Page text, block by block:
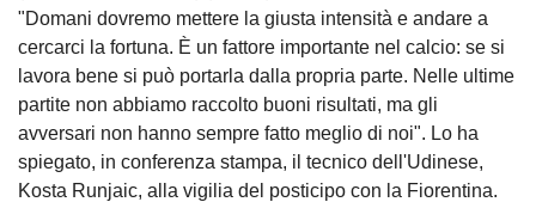
"Domani dovremo mettere la giusta intensità e andare a
cercarci la fortuna. È un fattore importante nel calcio: se si
lavora bene si può portarla dalla propria parte. Nelle ultime
partite non abbiamo raccolto buoni risultati, ma gli
avversari non hanno sempre fatto meglio di noi". Lo ha
spiegato, in conferenza stampa, il tecnico dell'Udinese,
Kosta Runjaic, alla vigilia del posticipo con la Fiorentina.